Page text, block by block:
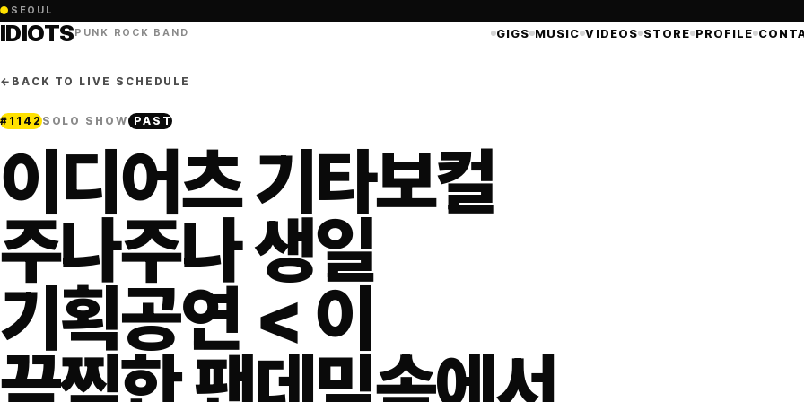
● SEOUL
IDIOTSPUNK ROCK BAND GIGS MUSIC VIDEOS STORE PROFILE
← BACK TO LIVE SCHEDULE
# 1142SOLO SHOW PAST
이디어츠 기타보컬
주나주나 생일
기획공연 < 이